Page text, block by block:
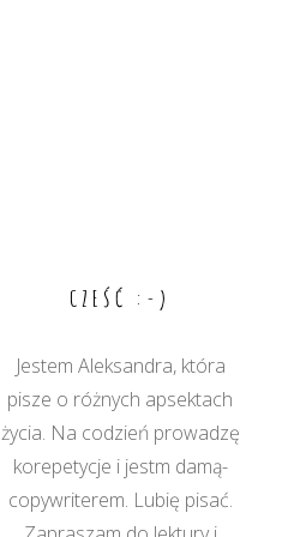
CZEŚĆ :-)
Jestem Aleksandra, która
pisze o różnych apsektach
życia. Na codzień prowadzę
korepetycje i jestm damą-
copywriterem. Lubię pisać.